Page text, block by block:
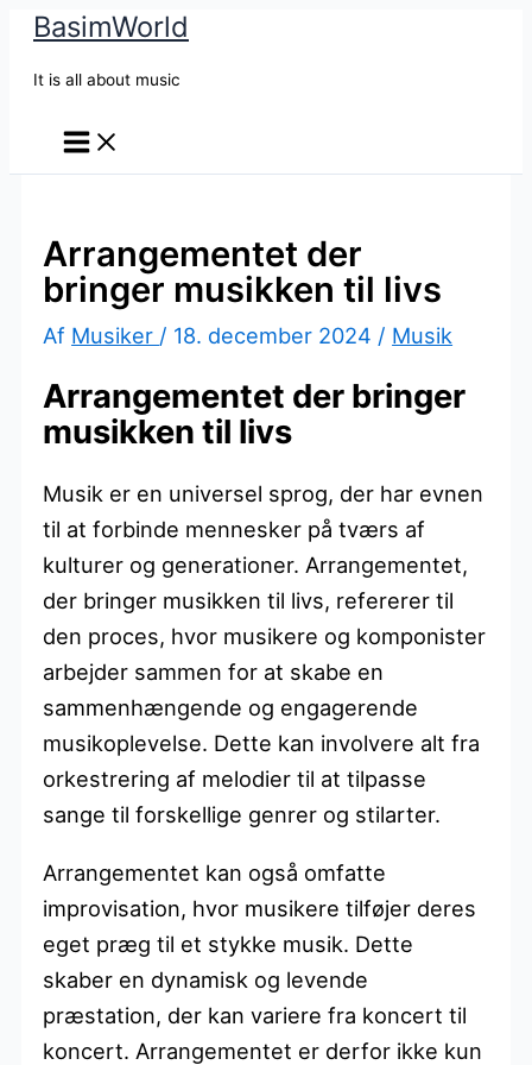
BasimWorld
It is all about music
Arrangementet der
bringer musikken til livs
Af Musiker / 18. december 2024 / Musik
Arrangementet der bringer
musikken til livs
Musik er en universel sprog, der har evnen
til at forbinde mennesker på tværs af
kulturer og generationer. Arrangementet,
der bringer musikken til livs, refererer til
den proces, hvor musikere og komponister
arbejder sammen for at skabe en
sammenhængende og engagerende
musikoplevelse. Dette kan involvere alt fra
orkestrering af melodier til at tilpasse
sange til forskellige genrer og stilarter.
Arrangementet kan også omfatte
improvisation, hvor musikere tilføjer deres
eget præg til et stykke musik. Dette
skaber en dynamisk og levende
præstation, der kan variere fra koncert til
koncert. Arrangementet er derfor ikke kun